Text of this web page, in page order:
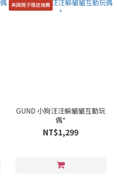
美國親子雜誌推薦
GUND 小狗汪汪躲貓貓互動玩
偶*
NT$1,299